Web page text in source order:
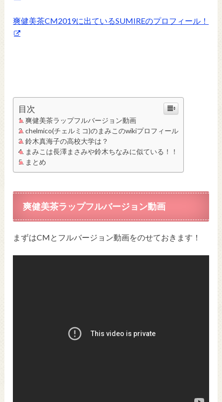
爽健美茶CM2019に出ているSUMIREのプロフィール！
目次
爽健美茶ラップフルバージョン動画
chelmico(チェルミコ)のまみこのwikiプロフィール
鈴木真海子の高校大学は？
まみこは長澤まさみや鈴木ちなみに似ている！！
まとめ
爽健美茶ラップフルバージョン動画
まずはCMとフルバージョン動画をのせておきます！